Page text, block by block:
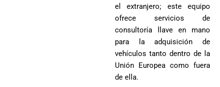
el extranjero; este equipo
ofrece servicios de
consultoría llave en mano
para la adquisición de
vehículos tanto dentro de la
Unión Europea como fuera
de ella.